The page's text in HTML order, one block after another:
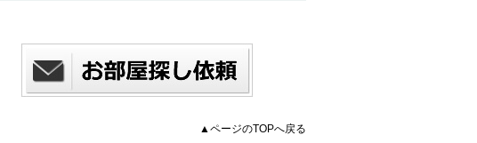
▲ページのTOPへ戻る